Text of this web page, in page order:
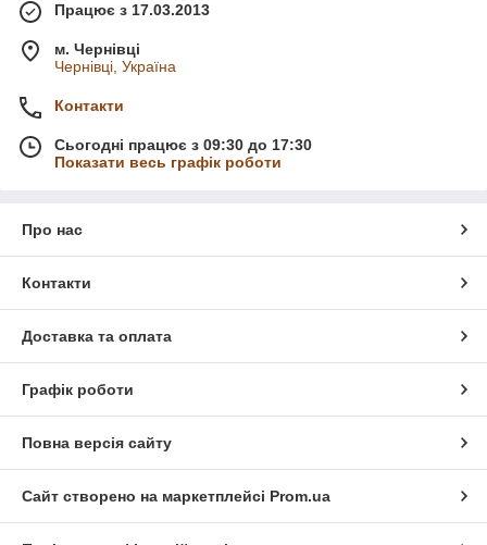
даруючи здоровий, солодкий і міцний сон дитині. Коли жарко
Покривала, пледи підійдуть як для маленького принца, так і
пастельні з чіткими, кумедними малюнками героїв. З такими
міцним і солодким!
Працює з 17.03.2013
м. Чернівці
Чернівці, Україна
Контакти
Сьогодні працює з 09:30 до 17:30
Показати весь графік роботи
Про нас
Контакти
Доставка та оплата
Графік роботи
Повна версія сайту
Сайт створено на маркетплейсі Prom.ua